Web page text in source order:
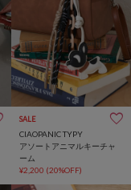
SALE
CIAOPANIC TYPY
アソートアニマルキーチャ
ーム
¥2,200 (20%OFF)